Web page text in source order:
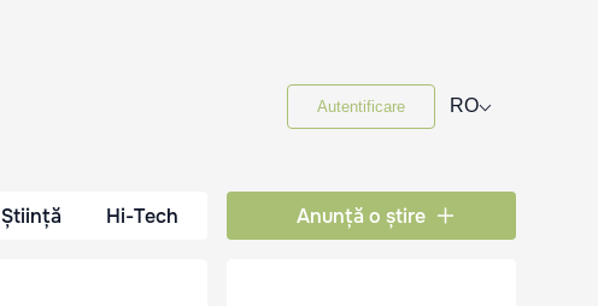
Autentificare RO⌵
Știință Hi-Tech Anunță o știre